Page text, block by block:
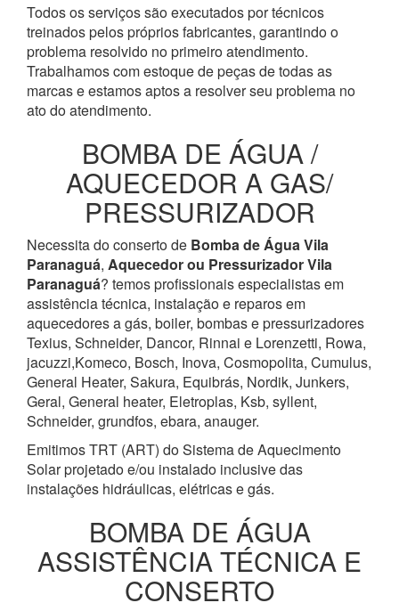
Todos os serviços são executados por técnicos
treinados pelos próprios fabricantes, garantindo o
problema resolvido no primeiro atendimento.
Trabalhamos com estoque de peças de todas as
marcas e estamos aptos a resolver seu problema no
ato do atendimento.
BOMBA DE ÁGUA /
AQUECEDOR A GAS/
PRESSURIZADOR
Necessita do conserto de Bomba de ÁguaVila
Paranaguá, Aquecedor ou PressurizadorVila
Paranaguá? temos profissionais especialistas em
assistência técnica, instalação e reparos em
aquecedores a gás, boiler, bombas e pressurizadores
Texius, Schneider, Dancor, Rinnai e Lorenzetti, Rowa,
jacuzzi,Komeco, Bosch, Inova, Cosmopolita, Cumulus,
General Heater, Sakura, Equibrás, Nordik, Junkers,
Geral, General heater, Eletroplas, Ksb, syllent,
Schneider, grundfos, ebara, anauger.
Emitimos TRT (ART) do Sistema de Aquecimento
Solar projetado e/ou instalado inclusive das
instalações hidráulicas, elétricas e gás.
BOMBA DE ÁGUA
ASSISTÊNCIA TÉCNICA E
CONSERTO